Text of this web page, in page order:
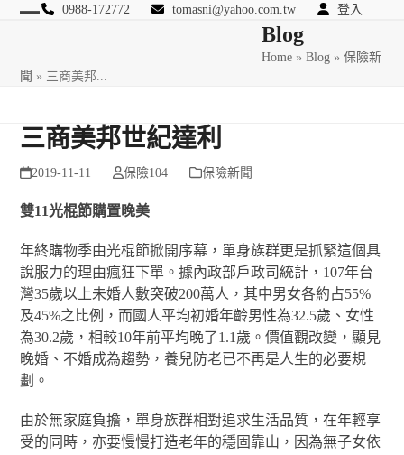
Skip
0988-172772 tomasni@yahoo.com.tw 登入
匯豐國際風險管理顧問Blog
Home »Blog »保險新
聞 » 三商美邦...
三商美邦世紀達利
2019-11-11 保險104 保險新聞
雙11光棍節購置晚美
年終購物季由光棍節掀開序幕，單身族群更是抓緊這個具
說服力的理由瘋狂下單。據內政部戶政司統計，107年台
灣35歲以上未婚人數突破200萬人，其中男女各約占55%
及45%之比例，而國人平均初婚年齡男性為32.5歲、女性
為30.2歲，相較10年前平均晚了1.1歲。價值觀改變，顯見
晚婚、不婚成為趨勢，養兒防老已不再是人生的必要規
劃。
由於無家庭負擔，單身族群相對追求生活品質，在年輕享
受的同時，亦要慢慢打造老年的穩固靠山，因為無子女依